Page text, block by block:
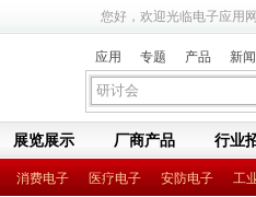
您好，欢迎光临电子应用网
应用 专题 产品 新闻
展览展示 厂商产品 行业
消费电子 医疗电子 安防电子 工